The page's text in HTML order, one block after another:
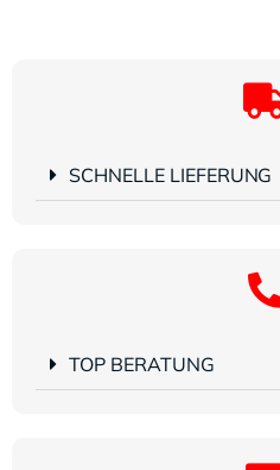
SCHNELLE LIEFERUNG
TOP BERATUNG